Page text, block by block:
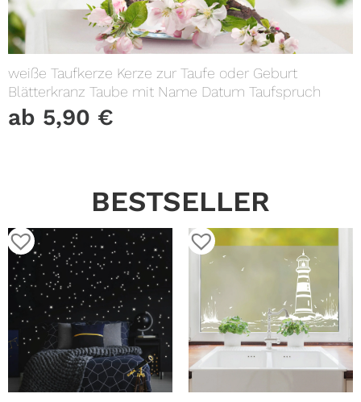
weiße Taufkerze Kerze zur Taufe oder Geburt
Blätterkranz Taube mit Name Datum Taufspruch
ab 5,90 €
BESTSELLER